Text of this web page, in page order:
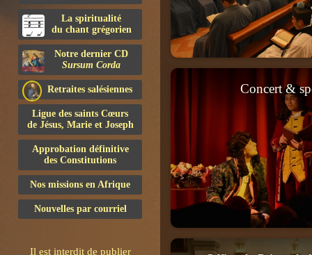
La spiritualité
du chant grégorien
Notre dernier CD
Sursum Corda
Retraites salésiennes
Ligue des saints Cœurs
de Jésus, Marie et Joseph
Approbation définitive
des Constitutions
Nos missions en Afrique
Nouvelles par courriel
Il est interdit de publier
Concert &